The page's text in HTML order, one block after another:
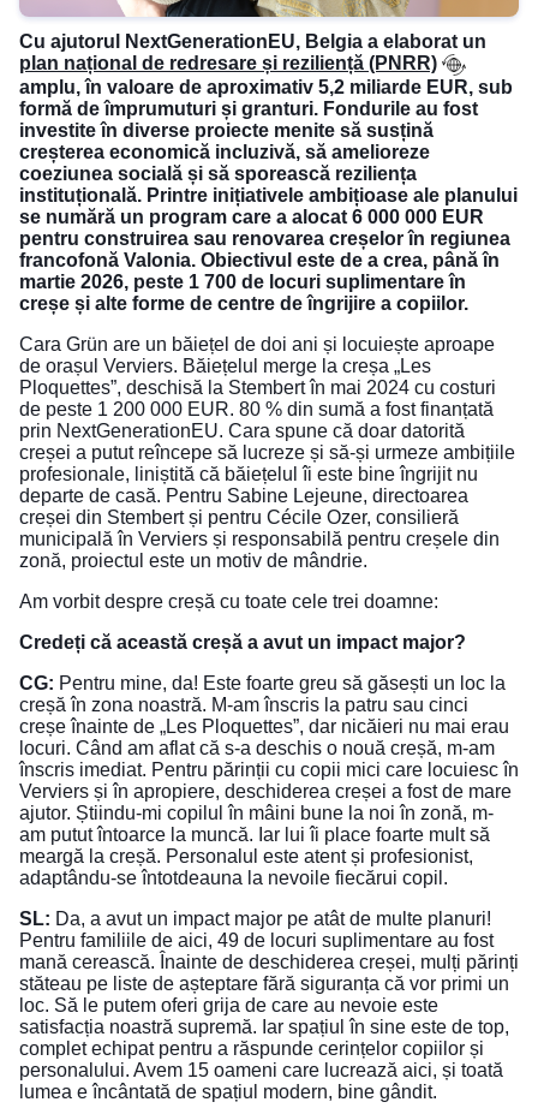
Cu ajutorul NextGenerationEU, Belgia a elaborat un
plan național de redresare și reziliență (PNRR)
amplu, în valoare de aproximativ 5,2 miliarde EUR, sub
formă de împrumuturi și granturi. Fondurile au fost
investite în diverse proiecte menite să susțină
creșterea economică incluzivă, să amelioreze
coeziunea socială și să sporească reziliența
instituțională. Printre inițiativele ambițioase ale planului
se numără un program care a alocat 6 000 000 EUR
pentru construirea sau renovarea creșelor în regiunea
francofonă Valonia. Obiectivul este de a crea, până în
martie 2026, peste 1 700 de locuri suplimentare în
creșe și alte forme de centre de îngrijire a copiilor.
Cara Grün are un băiețel de doi ani și locuiește aproape
de orașul Verviers. Băiețelul merge la creșa „Les
Ploquettes”, deschisă la Stembert în mai 2024 cu costuri
de peste 1 200 000 EUR. 80 % din sumă a fost finanțată
prin NextGenerationEU. Cara spune că doar datorită
creșei a putut reîncepe să lucreze și să-și urmeze ambițiile
profesionale, liniștită că băiețelul îi este bine îngrijit nu
departe de casă. Pentru Sabine Lejeune, directoarea
creșei din Stembert și pentru Cécile Ozer, consilieră
municipală în Verviers și responsabilă pentru creșele din
zonă, proiectul este un motiv de mândrie.
Am vorbit despre creșă cu toate cele trei doamne:
Credeți că această creșă a avut un impact major?
CG: Pentru mine, da! Este foarte greu să găsești un loc la
creșă în zona noastră. M-am înscris la patru sau cinci
creșe înainte de „Les Ploquettes”, dar nicăieri nu mai erau
locuri. Când am aflat că s-a deschis o nouă creșă, m-am
înscris imediat. Pentru părinții cu copii mici care locuiesc în
Verviers și în apropiere, deschiderea creșei a fost de mare
ajutor. Știindu-mi copilul în mâini bune la noi în zonă, m-
am putut întoarce la muncă. Iar lui îi place foarte mult să
meargă la creșă. Personalul este atent și profesionist,
adaptându-se întotdeauna la nevoile fiecărui copil.
SL: Da, a avut un impact major pe atât de multe planuri!
Pentru familiile de aici, 49 de locuri suplimentare au fost
mană cerească. Înainte de deschiderea creșei, mulți părinți
stăteau pe liste de așteptare fără siguranța că vor primi un
loc. Să le putem oferi grija de care au nevoie este
satisfacția noastră supremă. Iar spațiul în sine este de top,
complet echipat pentru a răspunde cerințelor copiilor și
personalului. Avem 15 oameni care lucrează aici, și toată
lumea e încântată de spațiul modern, bine gândit.